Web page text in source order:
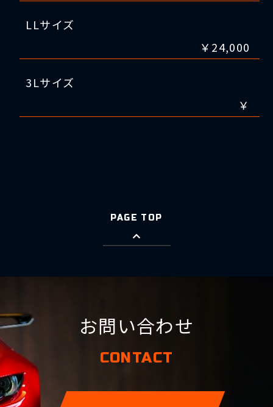
LLサイズ
￥24,000
3Lサイズ
￥
PAGE TOP
お問い合わせ
CONTACT